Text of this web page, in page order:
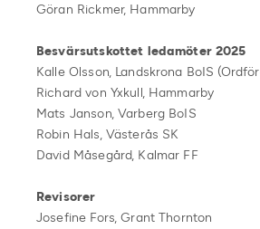
Göran Rickmer, Hammarby
Besvärsutskottet ledamöter 2025
Kalle Olsson, Landskrona BoIS
Richard von Yxkull, Hammarby
Mats Janson, Varberg BoIS
Robin Hals, Västerås SK
David Måsegård, Kalmar FF
Revisorer
Josefine Fors, Grant Thornton